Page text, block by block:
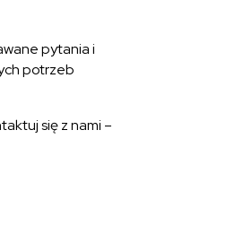
pytania i
potrzeb
się z nami –